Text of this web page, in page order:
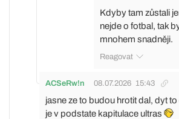
Kdyby tam zůstali
nejde o fotbal, tak
mnohem snadněji.
Reagovat
ACSeRw!n 08.07.2026 15:43
jasne ze to budou hrotit dal, dyt
je v podstate kapitulace ultras